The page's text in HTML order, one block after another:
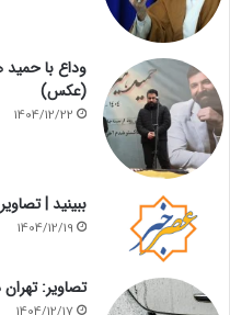
وداع با حمید
(عکس)
1404/12/22
ببینید |
1404/12/19
تصاویر: